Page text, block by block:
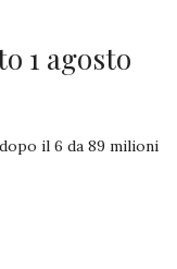
1 agosto
il 6 da 89 milioni